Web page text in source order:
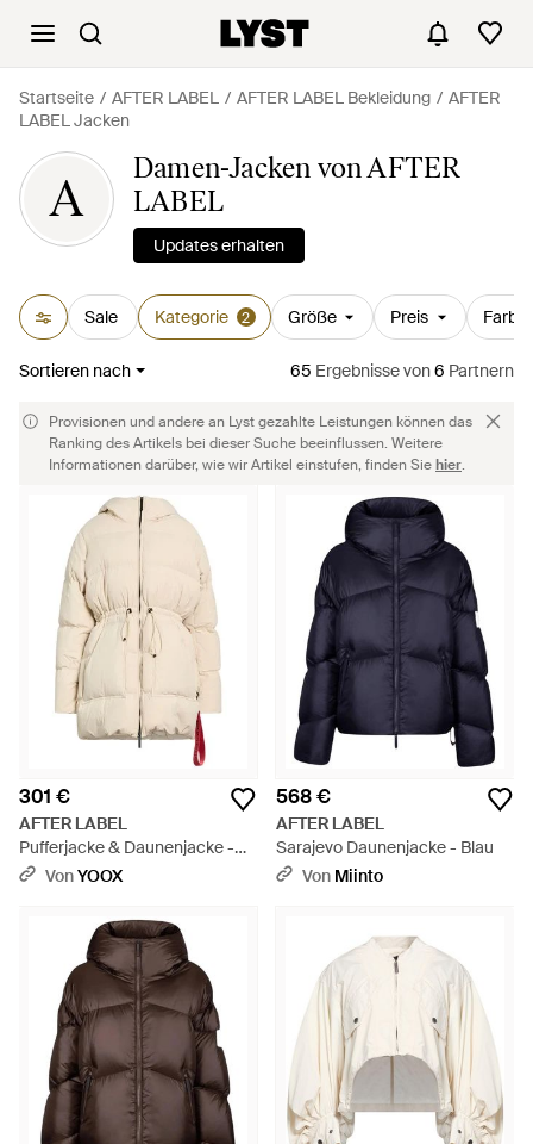
Startseite AFTER LABEL AFTER LABEL Bekleidung
AFTER
LABEL Jacken
A
Damen-Jacken von AFTER
LABEL
Updates erhalten
Sale Kategorie 2 Größe Preis Farbe
Sortieren nach 65 Ergebnissevon6 Partnern
Provisionen und andere an Lyst gezahlte Leistungen können das
Ranking des Artikels bei dieser Suche beeinflussen. Weitere
Informationen darüber, wie wir Artikel einstufen, finden Siehier.
301 €
AFTER LABEL
Pufferjacke & Daunenjacke -
Natur
VonYOOX
568 €
AFTER LABEL
Sarajevo Daunenjacke - Blau
Von Miinto